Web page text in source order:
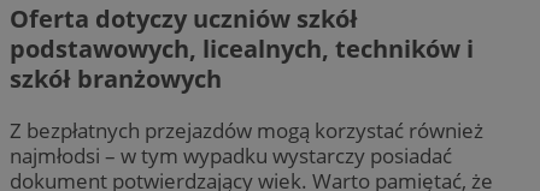
Oferta dotyczy uczniów szkół
podstawowych, licealnych, techników i
szkół branżowych
Z bezpłatnych przejazdów mogą korzystać również
najmłodsi – w tym wypadku wystarczy posiadać
dokument potwierdzający wiek. Warto pamiętać, że